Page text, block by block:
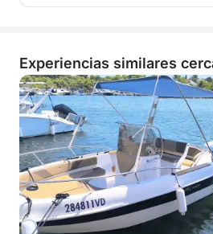
Experiencias similares